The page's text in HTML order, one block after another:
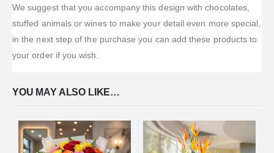
We suggest that you accompany this design with chocolates,
stuffed animals or wines to make your detail even more special,
in the next step of the purchase you can add these products to
your order if you wish.
YOU MAY ALSO LIKE…